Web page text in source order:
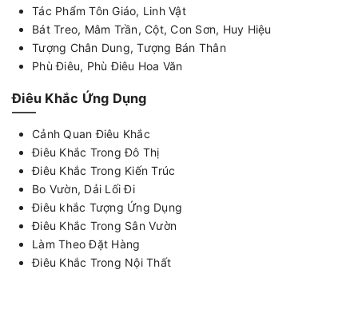
Tác Phẩm Tôn Giáo, Linh Vật
Bát Treo, Mâm Trần, Cột, Con Sơn, Huy Hiệu
Tượng Chân Dung, Tượng Bán Thân
Phù Điêu, Phù Điêu Hoa Văn
Điêu Khắc Ứng Dụng
Cảnh Quan Điêu Khắc
Điêu Khắc Trong Đô Thị
Điêu Khắc Trong Kiến Trúc
Bo Vườn, Dải Lối Đi
Điêu khắc Tượng Ứng Dụng
Điêu Khắc Trong Sân Vườn
Làm Theo Đặt Hàng
Điêu Khắc Trong Nội Thất